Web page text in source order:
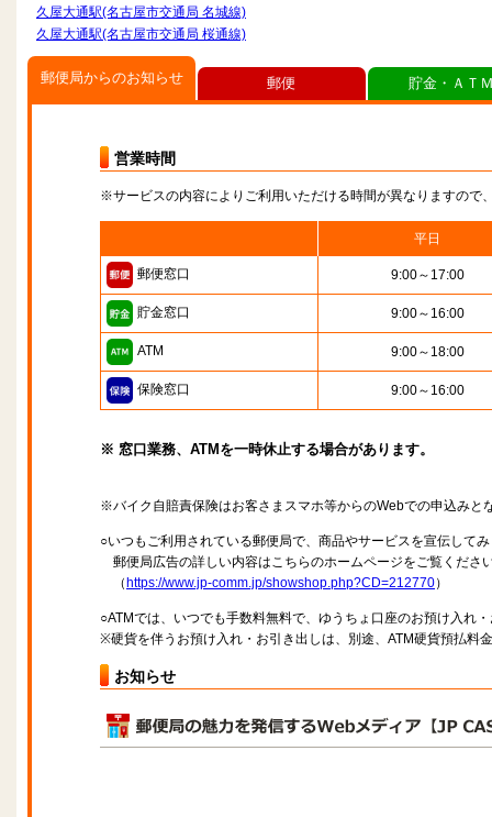
久屋大通駅(名古屋市交通局 名城線)
久屋大通駅(名古屋市交通局 桜通線)
郵便局からのお知らせ
営業時間
※サービスの内容によりご利用いただける時間が異なりますので
平日
郵便窓口 9:00～17:00
貯金窓口 9:00～16:00
ATM 9:00～18:00
保険窓口 9:00～16:00
※ 窓口業務、ATMを一時休止する場合があります。
※バイク自賠責保険はお客さまスマホ等からのWebでの申込みと
○いつもご利用されている郵便局で、商品やサービスを宣伝して
郵便局広告の詳しい内容はこちらのホームページをご覧くださ
（ https://www.jp-comm.jp/showshop.php?CD=212770）
○ATMでは、いつでも手数料無料で、ゆうちょ口座のお預け入れ
※硬貨を伴うお預け入れ・お引き出しは、別途、ATM硬貨預払料
お知らせ
郵便 貯金・ＡＴ